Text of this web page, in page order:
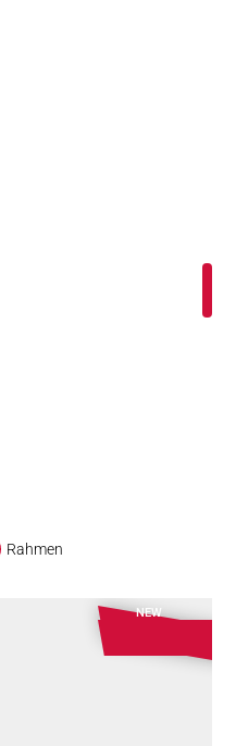
Rahmen
NEW